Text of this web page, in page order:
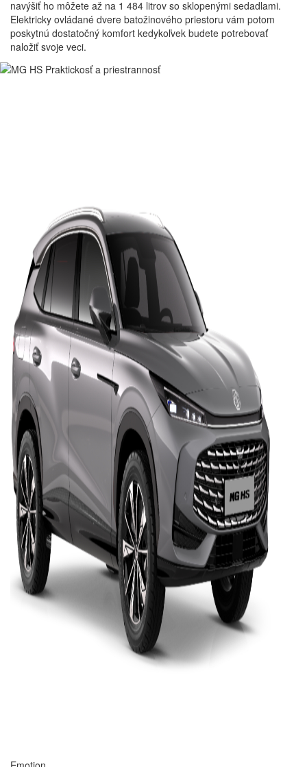
navýšiť ho môžete až na 1 484 litrov so sklopenými sedadlami.
Elektricky ovládané dvere batožinového priestoru vám potom
poskytnú dostatočný komfort kedykoľvek budete potrebovať
naložiť svoje veci.